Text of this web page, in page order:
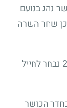
נהג בנועם
שחר השרה
נבחר לחייל
הכושר